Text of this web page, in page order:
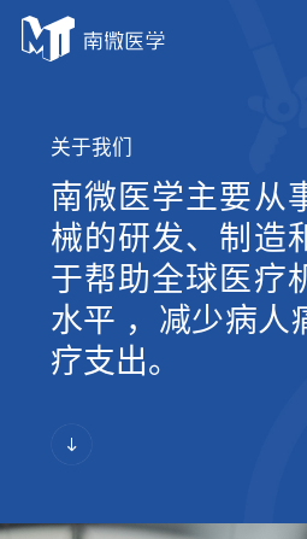
关于我们
南微医学主要从
械的研发、制造
于帮助全球医疗
水平 ，减少病人
疗支出。